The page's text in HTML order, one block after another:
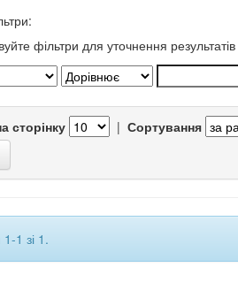
фільтри для уточнення
сторінку | Сортування
1-1 зі 1.